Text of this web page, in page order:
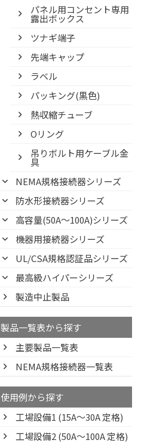
パネル用コンセント専用
露出ボックス
ツナギ端子
先端キャップ
ラベル
パッキング(黒色)
熱収縮チューブ
Oリング
吊りボルト用ケーブル金
具
NEMA規格接続器シリーズ
防水形接続器シリーズ
高容量(50A～100A)シリーズ
機器用接続器シリーズ
UL/CSA規格認証品シリーズ
最高級ハイパーシリーズ
製造中止製品
製品一覧表から探す
主要製品一覧表
NEMA規格接続器一覧表
使用例から探す
工場設備1 (15A〜30A 定格)
工場設備2 (50A〜100A 定格)